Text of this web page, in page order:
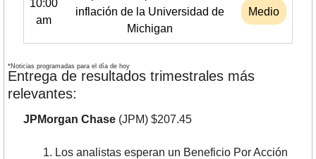
10:00
am
inflación de la Universidad de
Michigan
Medio
*Noticias programadas para el día de hoy
Entrega de resultados trimestrales más
relevantes:
JPMorgan Chase (JPM) $207.45
Los analistas esperan un Beneficio Por Acción